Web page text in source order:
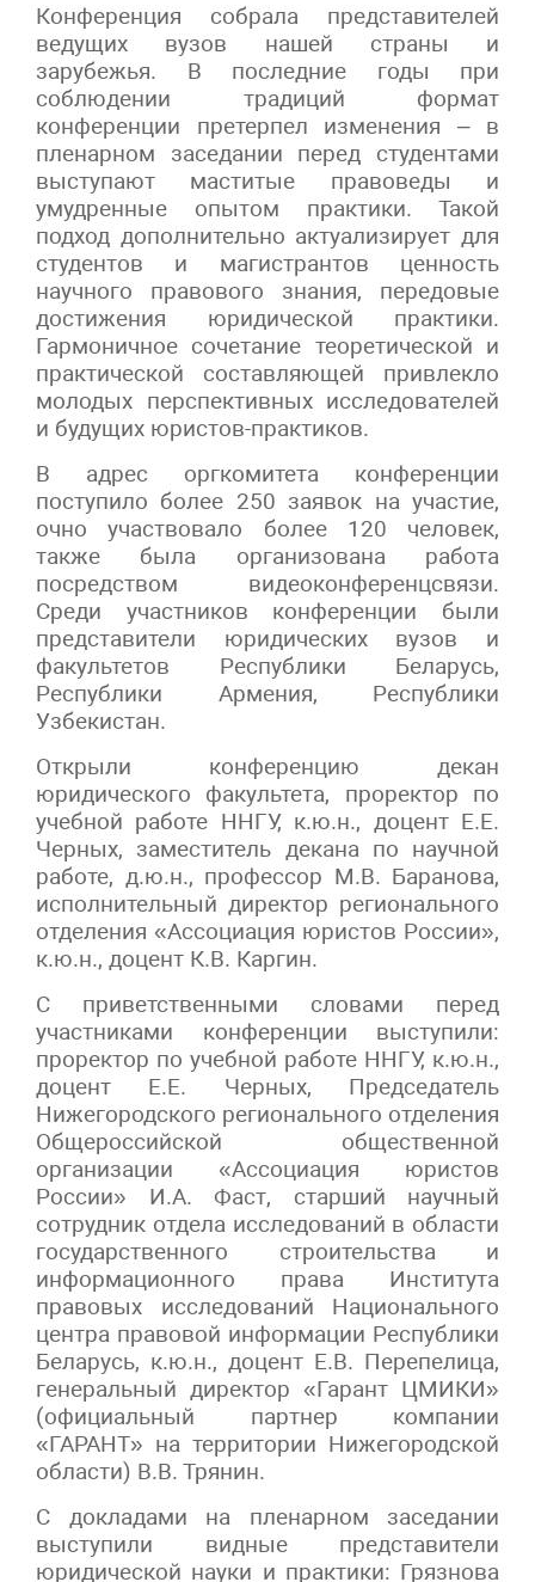
Конференция собрала представителей
ведущих вузов нашей страны и
зарубежья. В последние годы при
соблюдении традиций формат
конференции претерпел изменения – в
пленарном заседании перед студентами
выступают маститые правоведы и
умудренные опытом практики. Такой
подход дополнительно актуализирует для
студентов и магистрантов ценность
научного правового знания, передовые
достижения юридической практики.
Гармоничное сочетание теоретической и
практической составляющей привлекло
молодых перспективных исследователей
и будущих юристов-практиков.
В адрес оргкомитета конференции
поступило более 250 заявок на участие,
очно участвовало более 120 человек,
также была организована работа
посредством видеоконференцсвязи.
Среди участников конференции были
представители юридических вузов и
факультетов Республики Беларусь,
Республики Армения, Республики
Узбекистан.
Открыли конференцию декан
юридического факультета, проректор по
учебной работе ННГУ, к.ю.н., доцент Е.Е.
Черных, заместитель декана по научной
работе, д.ю.н., профессор М.В. Баранова,
исполнительный директор регионального
отделения «Ассоциация юристов России»,
к.ю.н., доцент К.В. Каргин.
С приветственными словами перед
участниками конференции выступили:
проректор по учебной работе ННГУ, к.ю.н.,
доцент Е.Е. Черных, Председатель
Нижегородского регионального отделения
Общероссийской общественной
организации «Ассоциация юристов
России» И.А. Фаст, старший научный
сотрудник отдела исследований в области
государственного строительства и
информационного права Института
правовых исследований Национального
центра правовой информации Республики
Беларусь, к.ю.н., доцент Е.В. Перепелица,
генеральный директор «Гарант ЦМИКИ»
(официальный партнер компании
«ГАРАНТ» на территории Нижегородской
области) В.В. Трянин.
С докладами на пленарном заседании
выступили видные представители
юридической науки и практики: Грязнова